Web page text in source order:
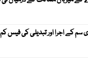
سم کے اجرا اور تبدیلی کی فیس